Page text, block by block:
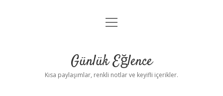
Anasayfa
Yasal Uyarı
menüyü
Günlük Eğlence
Kısa paylaşımlar, renkli notlar ve keyifli içerikler.